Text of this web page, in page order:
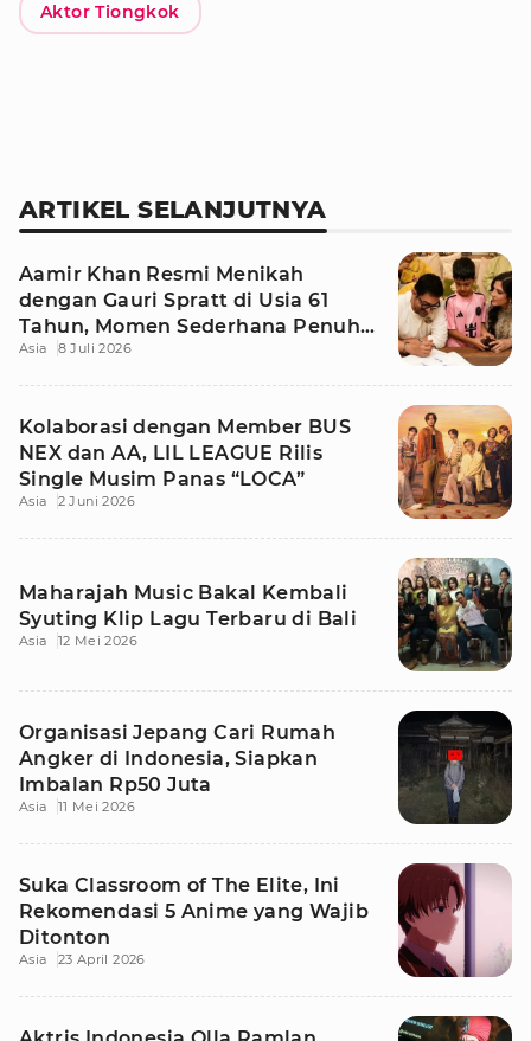
Aktor Tiongkok
ARTIKEL SELANJUTNYA
Aamir Khan Resmi Menikah
dengan Gauri Spratt di Usia 61
Tahun, Momen Sederhana Penuh
Kehangatan
Asia 8 Juli 2026
Kolaborasi dengan Member BUS
NEX dan AA, LIL LEAGUE Rilis
Single Musim Panas “LOCA”
Asia 2 Juni 2026
Maharajah Music Bakal Kembali
Syuting Klip Lagu Terbaru di Bali
Asia 12 Mei 2026
Organisasi Jepang Cari Rumah
Angker di Indonesia, Siapkan
Imbalan Rp50 Juta
Asia 11 Mei 2026
Suka Classroom of The Elite, Ini
Rekomendasi 5 Anime yang Wajib
Ditonton
Asia 23 April 2026